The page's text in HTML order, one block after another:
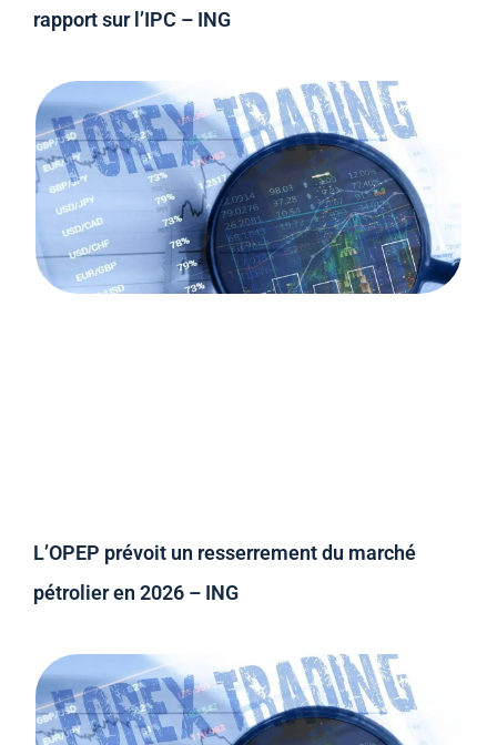
rapport sur l’IPC – ING
L’OPEP prévoit un resserrement du marché
pétrolier en 2026 – ING